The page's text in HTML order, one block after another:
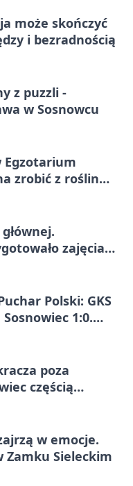
może skończyć
i bezradnością
z puzzli -
w Sosnowcu
Egzotarium
zrobić z roślin
zajęcia
Polski: GKS
Sosnowiec 1:0.
poza
częścią
w emocje.
Zamku Sieleckim